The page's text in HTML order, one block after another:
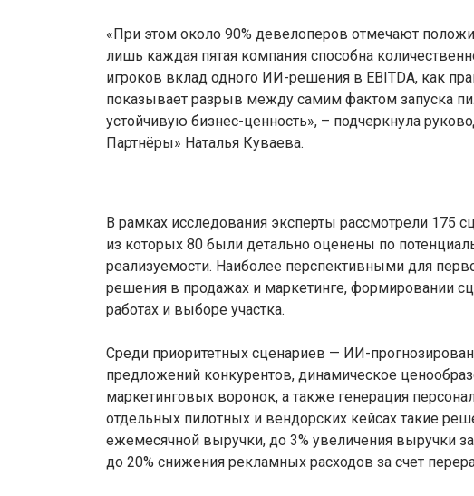
«При этом около 90% девелоперов отмечают
лишь каждая пятая компания способна
игроков вклад одного ИИ-решения в EBITDA, как
показывает разрыв между самим фактом запуска
устойчивую бизнес-ценность», – подчеркнула
Партнёры» Наталья Куваева.
В рамках исследования эксперты рассмотрели 175
из которых 80 были детально оценены по
реализуемости. Наиболее перспективными для
решения в продажах и маркетинге, формировании
работах и выборе участка.
Среди приоритетных сценариев — ИИ-
предложений конкурентов, динамическое
маркетинговых воронок, а также генерация
отдельных пилотных и вендорских кейсах такие
ежемесячной выручки, до 3% увеличения выручки
до 20% снижения рекламных расходов за счет